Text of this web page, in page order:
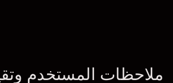
ملاحظات المستخدم